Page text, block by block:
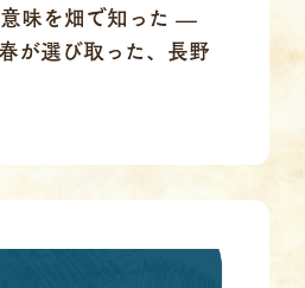
意味を畑で知った —
が選び取った、長野